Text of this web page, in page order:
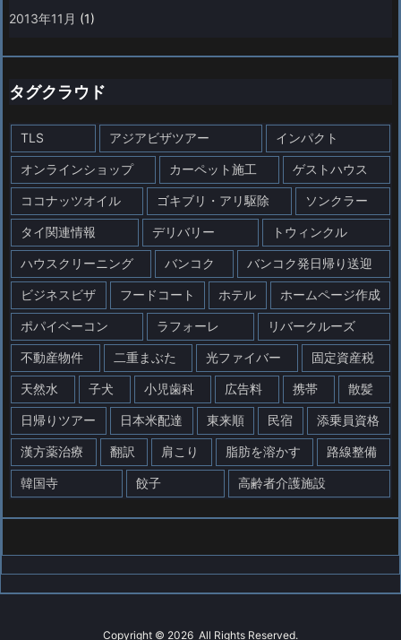
2013年11月 (1)
タグクラウド
TLS アジアビザツアー インパクト
オンラインショップ カーペット施工 ゲストハウス
ココナッツオイル ゴキブリ・アリ駆除 ソンクラー
タイ関連情報 デリバリー トウィンクル
ハウスクリーニング バンコク バンコク発日帰り送迎
ビジネスビザ フードコート ホテル ホームページ作成
ポパイベーコン ラフォーレ リバークルーズ
不動産物件 二重まぶた 光ファイバー 固定資産税
天然水 子犬 小児歯科 広告料 携帯 散髪
日帰りツアー 日本米配達 東来順 民宿 添乗員資格
漢方薬治療 翻訳 肩こり 脂肪を溶かす 路線整備
韓国寺 餃子 高齢者介護施設
Copyright © 2026 All Rights Reserved.